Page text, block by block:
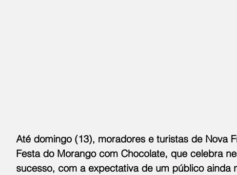
Até domingo (13), moradores e turistas de Nova
Festa do Morango com Chocolate, que celebra
sucesso, com a expectativa de um público ainda